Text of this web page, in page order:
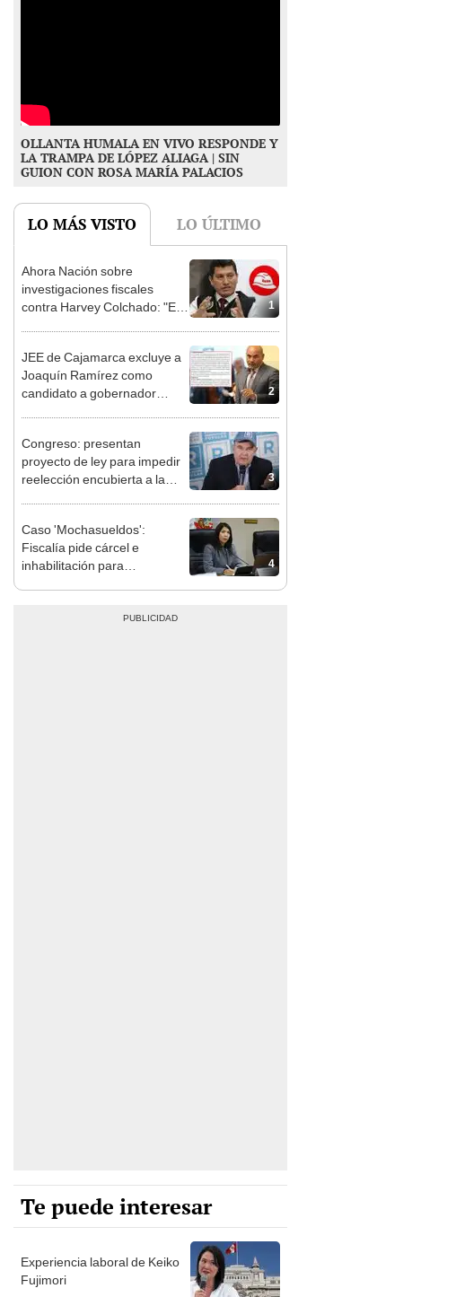
OLLANTA HUMALA EN VIVO RESPONDE Y
LA TRAMPA DE LÓPEZ ALIAGA | SIN
GUION CON ROSA MARÍA PALACIOS
LO MÁS VISTO LO ÚLTIMO
1
Ahora Nación sobre
investigaciones fiscales
contra Harvey Colchado: "El
2
JEE de Cajamarca excluye a
Joaquín Ramírez como
candidato a gobernador
3
Congreso: presentan
proyecto de ley para impedir
reelección encubierta a la
4
Caso 'Mochasueldos':
Fiscalía pide cárcel e
inhabilitación para
Te puede interesar
Experiencia laboral de Keiko
Fujimori